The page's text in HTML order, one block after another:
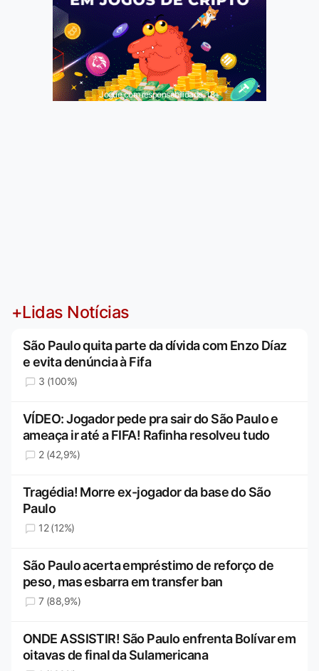
Jogue com responsabilidade. 18+
+Lidas Notícias
São Paulo quita parte da dívida com Enzo Díaz
e evita denúncia à Fifa
3 (100%)
VÍDEO: Jogador pede pra sair do São Paulo e
ameaça ir até a FIFA! Rafinha resolveu tudo
2 (42,9%)
Tragédia! Morre ex-jogador da base do São
Paulo
12 (12%)
São Paulo acerta empréstimo de reforço de
peso, mas esbarra em transfer ban
7 (88,9%)
ONDE ASSISTIR! São Paulo enfrenta Bolívar em
oitavas de final da Sulamericana